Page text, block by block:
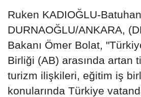
Ruken KADIOĞLU-Batuhan
DURNAOĞLU/ANKARA,
Bakanı Ömer Bolat,
Birliği (AB) arasında artan
turizm ilişkileri, eğitim iş
konularında Türkiye